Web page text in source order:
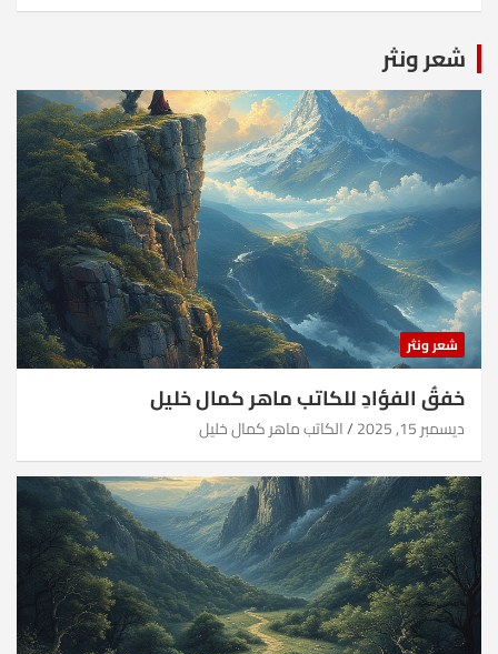
شعر ونثر
شعر ونثر
خفقُ الفؤادِ للكاتب ماهر كمال خليل
ديسمبر 15, 2025 الكاتب ماهر كمال خليل